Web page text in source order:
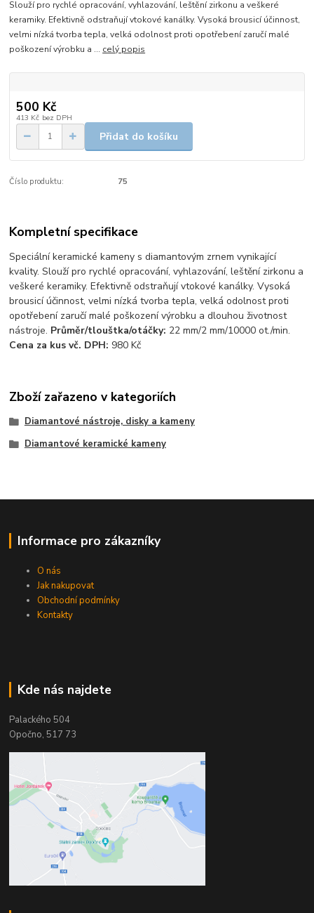
Slouží pro rychlé opracování, vyhlazování, leštění zirkonu a veškeré
keramiky. Efektivně odstraňují vtokové kanálky. Vysoká brousicí účinnost,
velmi nízká tvorba tepla, velká odolnost proti opotřebení zaručí malé
poškození výrobku a ... celý popis
500 Kč
413 Kč bez DPH
Přidat do košíku
Číslo produktu: 75
Kompletní specifikace
Speciální keramické kameny s diamantovým zrnem vynikající
kvality. Slouží pro rychlé opracování, vyhlazování, leštění zirkonu a
veškeré keramiky. Efektivně odstraňují vtokové kanálky. Vysoká
brousicí účinnost, velmi nízká tvorba tepla, velká odolnost proti
opotřebení zaručí malé poškození výrobku a dlouhou životnost
nástroje. Průměr/tlouštka/otáčky: 22 mm/2 mm/10000 ot./min.
Cena za kus vč. DPH: 980 Kč
Zboží zařazeno v kategoriích
Diamantové nástroje, disky a kameny
Diamantové keramické kameny
Informace pro zákazníky
O nás
Jak nakupovat
Obchodní podmínky
Kontakty
Kde nás najdete
Palackého 504
Opočno, 517 73